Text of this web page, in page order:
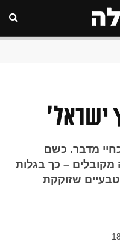
ישראל'
מדבר. כשם
– כך בגלות
שזוקקת